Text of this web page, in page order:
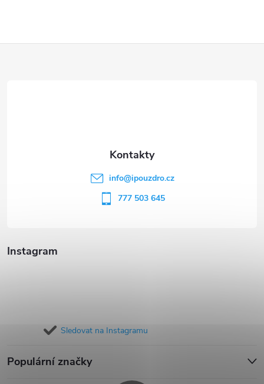
Instagram
Sledovat na Instagramu
Populární značky
info@ipouzdro.cz
777 503 645